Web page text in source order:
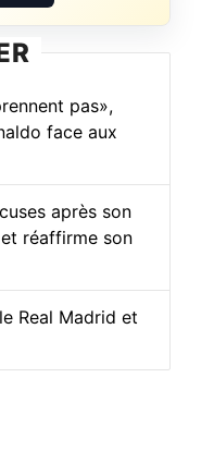
pas»,
face aux
après son
réaffirme son
Real Madrid et